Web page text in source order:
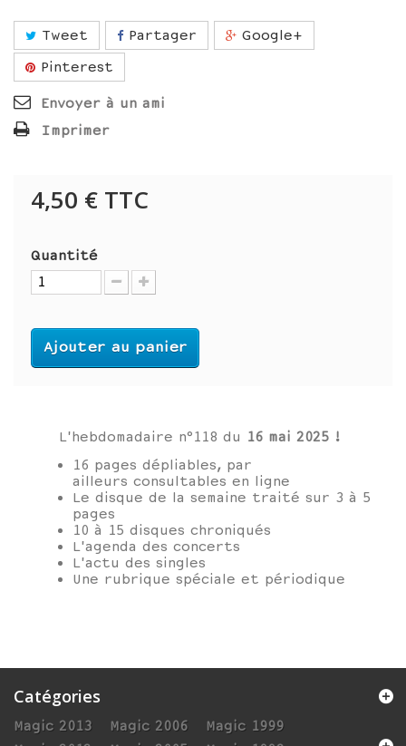
Tweet Partager
Google+
Pinterest
Envoyer à un ami
Imprimer
4,50 € TTC
Quantité
Ajouter au panier
L'hebdomadaire n°118 du 16 mai 2025 !
16 pages dépliables, par
ailleurs consultables en ligne
Le disque de la semaine traité sur 3 à 5
pages
10 à 15 disques chroniqués
L'agenda des concerts
L'actu des singles
Une rubrique spéciale et périodique
Catégories
Magic 2013
Magic 2006
Magic 1999